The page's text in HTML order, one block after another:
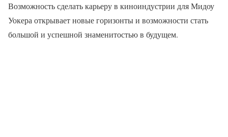
Возможность сделать карьеру в киноиндустрии для Мидоу
Уокера открывает новые горизонты и возможности стать
большой и успешной знаменитостью в будущем.